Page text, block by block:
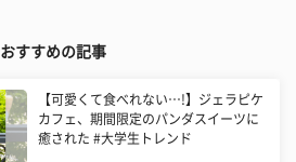
おすすめの記事
【可愛くて食べれない…!】ジェラピケ
カフェ、期間限定のパンダスイーツに
癒された #大学生トレンド